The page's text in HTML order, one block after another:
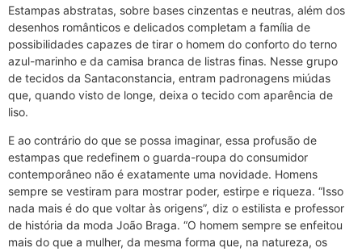
Estampas abstratas, sobre bases cinzentas e neutras, além dos
desenhos românticos e delicados completam a família de
possibilidades capazes de tirar o homem do conforto do terno
azul-marinho e da camisa branca de listras finas. Nesse grupo
de tecidos da Santaconstancia, entram padronagens miúdas
que, quando visto de longe, deixa o tecido com aparência de
liso.
E ao contrário do que se possa imaginar, essa profusão de
estampas que redefinem o guarda-roupa do consumidor
contemporâneo não é exatamente uma novidade. Homens
sempre se vestiram para mostrar poder, estirpe e riqueza. “Isso
nada mais é do que voltar às origens”, diz o estilista e professor
de história da moda João Braga. “O homem sempre se enfeitou
mais do que a mulher, da mesma forma que, na natureza, os